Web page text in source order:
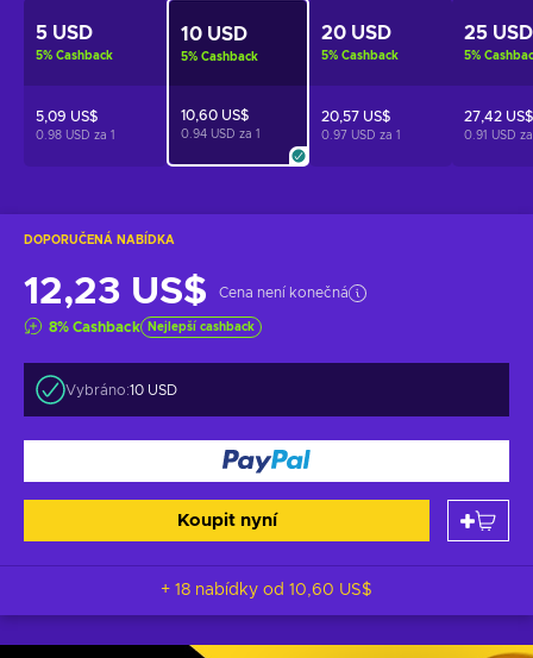
DOPORUČENÁ NABÍDKA
12,23 US$ Cena není konečná
8% Cashback Nejlepší cashback
Vybráno:10 USD
Koupit nyní
+ 18 nabídky od 10,60 US$
5 USD
5% Cashback
5,09 US$
0.98 USD za 1
10 USD
5% Cashback
10,60 US$
0.94 USD za 1
20 USD
5% Cashback
20,57 US$
0.97 USD za 1
25 USD
5%
27,42 US$
0.91 USD